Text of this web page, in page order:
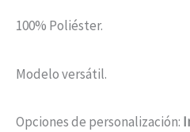
100% Poliéster.
Modelo versátil.
Opciones de personalización: